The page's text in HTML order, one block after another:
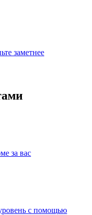
заметнее
за вас
с помощью